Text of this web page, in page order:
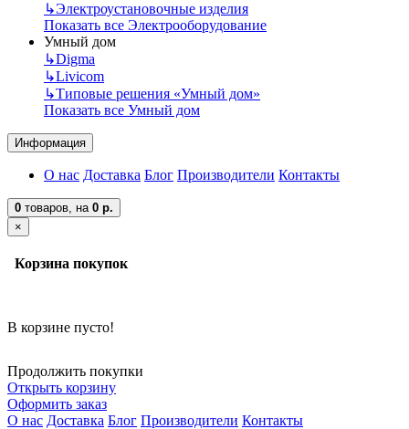
↳Электроустановочные изделия
Показать все Электрооборудование
Умный дом
↳Digma
↳Livicom
↳Типовые решения «Умный дом»
Показать все Умный дом
Информация
О нас Доставка Блог Производители Контакты
0 товаров, на 0 р.
×
Корзина покупок
В корзине пусто!
Продолжить покупки
Открыть корзину
Оформить заказ
О нас Доставка Блог Производители Контакты